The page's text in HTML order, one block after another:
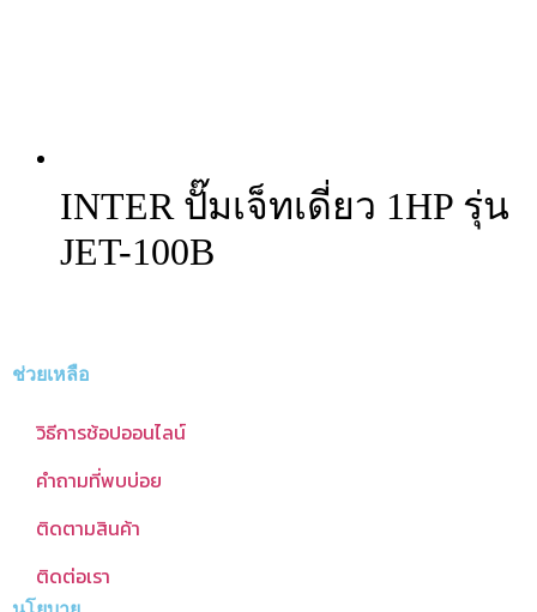
INTER ปั๊มเจ็ทเดี่ยว 1HP รุ่น
JET-100B
ช่วยเหลือ
วิธีการช้อปออนไลน์
คำถามที่พบบ่อย
ติดตามสินค้า
ติดต่อเรา